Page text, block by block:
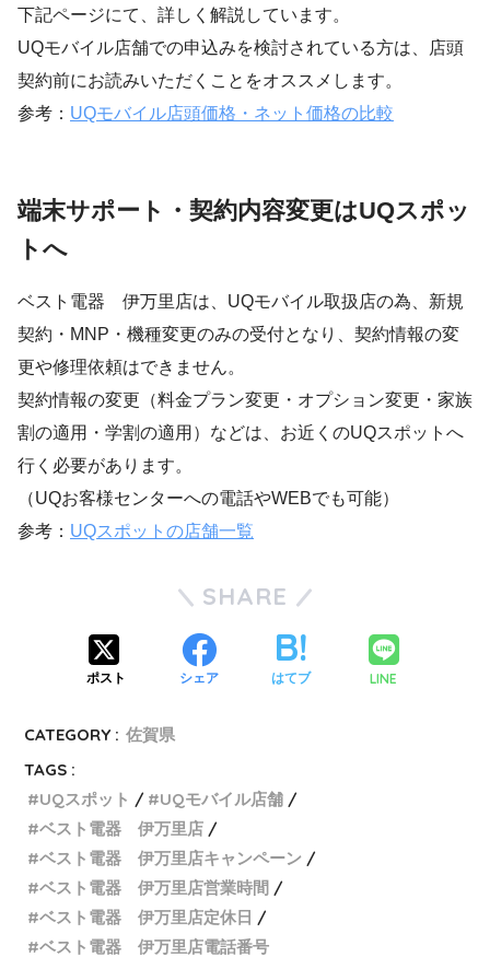
下記ページにて、詳しく解説しています。
UQモバイル店舗での申込みを検討されている方は、店頭
契約前にお読みいただくことをオススメします。
参考： UQモバイル店頭価格・ネット価格の比較
端末サポート・契約内容変更はUQスポッ
トへ
ベスト電器 伊万里店は、UQモバイル取扱店の為、新規
契約・MNP・機種変更のみの受付となり、契約情報の変
更や修理依頼はできません。
契約情報の変更（料金プラン変更・オプション変更・家族
割の適用・学割の適用）などは、お近くのUQスポットへ
行く必要があります。
（UQお客様センターへの電話やWEBでも可能）
参考： UQスポットの店舗一覧
SHARE
ポスト シェア はてブ LINE
CATEGORY : 佐賀県
TAGS :
UQスポット
UQモバイル店舗
ベスト電器 伊万里店
ベスト電器 伊万里店キャンペーン
ベスト電器 伊万里店営業時間
ベスト電器 伊万里店定休日
ベスト電器 伊万里店電話番号